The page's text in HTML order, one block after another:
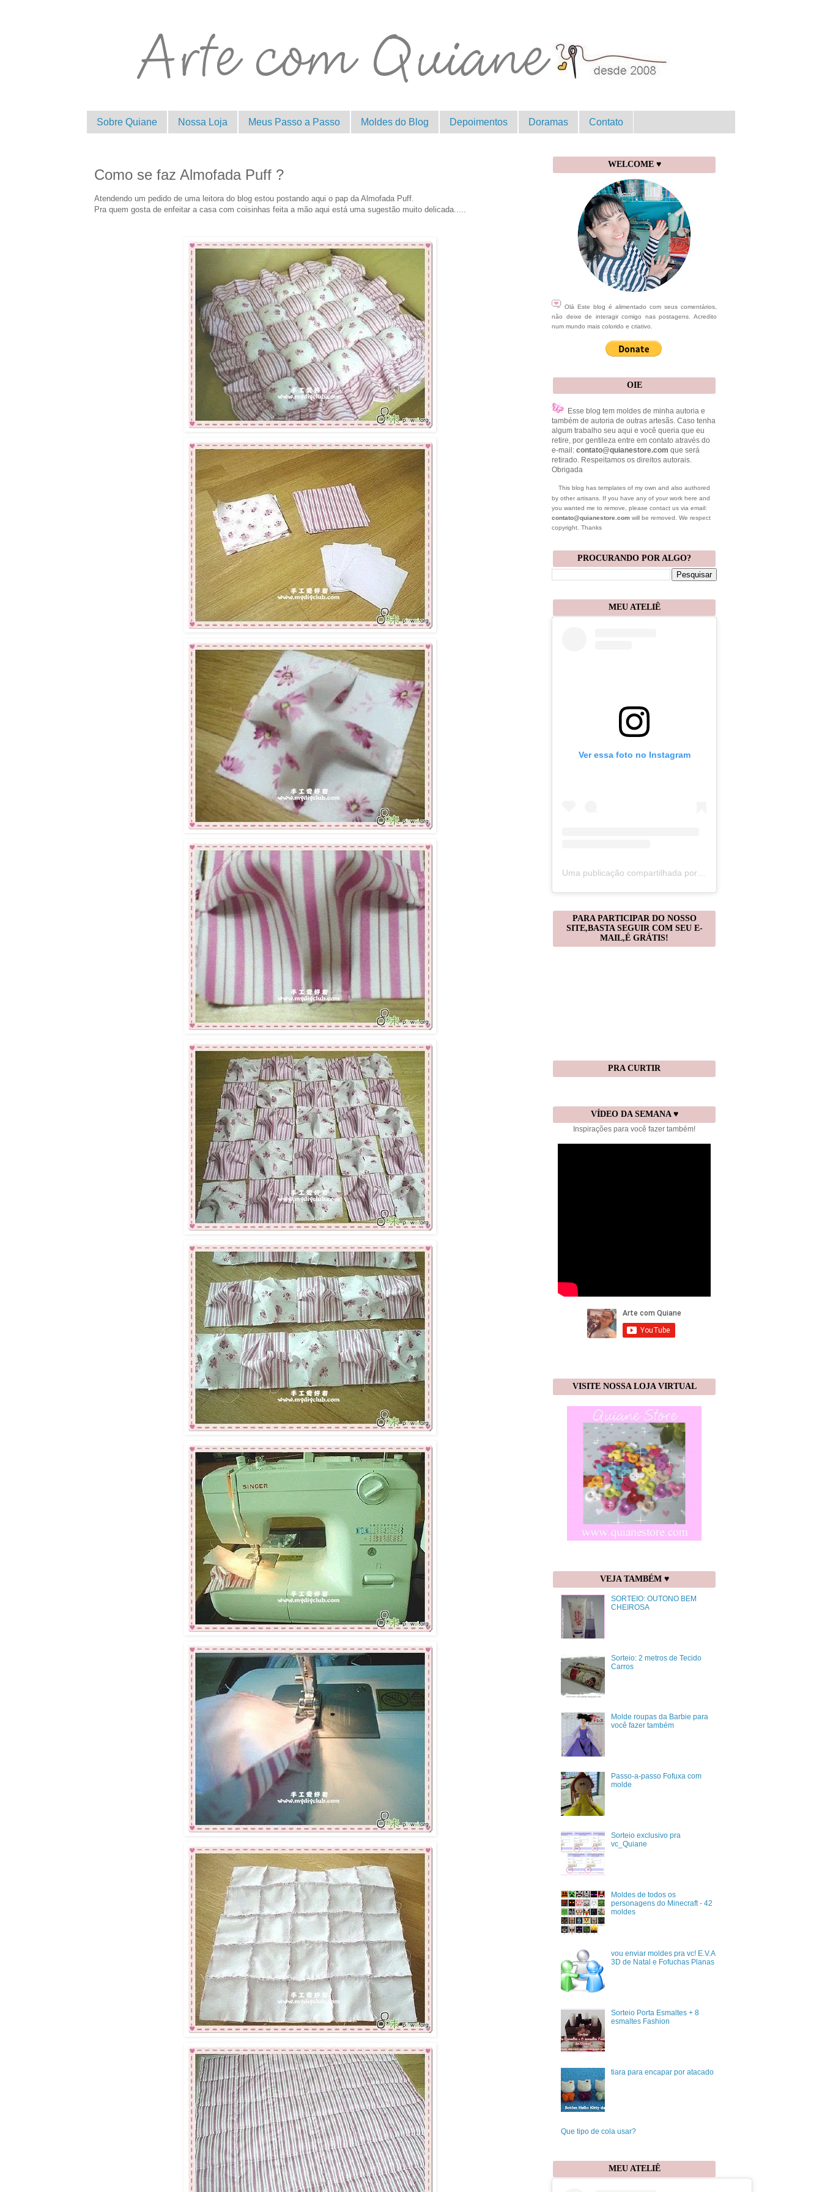
Sobre Quiane Nossa Loja Meus Passo a Passo Moldes do Blog Depoimentos Doramas Contato
Como se faz Almofada Puff ?
Atendendo um pedido de uma leitora do blog estou postando aqui o pap da Almofada Puff.
Pra quem gosta de enfeitar a casa com coisinhas feita a mão aqui está uma sugestão muito delicada.....
WELCOME ♥
Olá Este blog é alimentado com seus comentários,
não deixe de interagir comigo nas postagens. Acredito
num mundo mais colorido e criativo.
OIE
Esse blog tem moldes de minha autoria e
também de autoria de outras artesãs. Caso tenha
algum trabalho seu aqui e você queria que eu
retire, por gentileza entre em contato através do
e-mail: contato@quianestore.com que será
retirado. Respeitamos os direitos autorais.
Obrigada
This blog has templates of my own and also authored
by other artisans. If you have any of your work here and
you wanted me to remove, please contact us via email:
contato@quianestore.com will be removed. We respect
copyright. Thanks
PROCURANDO POR ALGO?
MEU ATELIÊ
Ver essa foto no Instagram
Uma publicação compartilhada por Christiane Gonçalves (@artecomquiane)
PARA PARTICIPAR DO NOSSO
SITE,BASTA SEGUIR COM SEU E-
MAIL,É GRÁTIS!
PRA CURTIR
VÍDEO DA SEMANA ♥
Inspirações para você fazer também!
VISITE NOSSA LOJA VIRTUAL
VEJA TAMBÉM ♥
SORTEIO: OUTONO BEM
CHEIROSA
Sorteio: 2 metros de Tecido
Carros
Molde roupas da Barbie para
você fazer também
Passo-a-passo Fofuxa com
molde
Sorteio exclusivo pra
vc_Quiane
Moldes de todos os
personagens do Minecraft - 42
moldes
vou enviar moldes pra vc! E.V.A
3D de Natal e Fofuchas Planas
Sorteio Porta Esmaltes + 8
esmaltes Fashion
tiara para encapar por atacado
Que tipo de cola usar?
MEU ATELIÊ